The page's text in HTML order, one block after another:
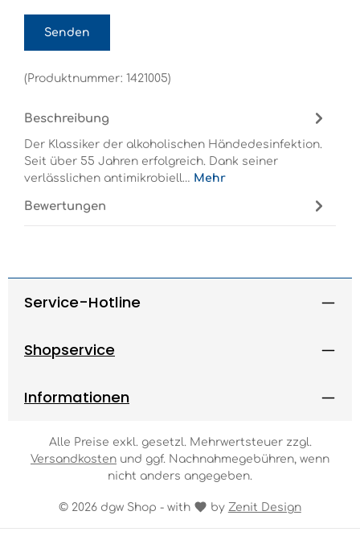
Senden
(Produktnummer: 1421005)
Beschreibung
Der Klassiker der alkoholischen Händedesinfektion.
Seit über 55 Jahren erfolgreich. Dank seiner
verlässlichen antimikrobiell… Mehr
Bewertungen
Service-Hotline
Shopservice
Informationen
© 2026 dgw Shop - with by Zenit Design
Alle Preise exkl. gesetzl. Mehrwertsteuer zzgl.
Versandkosten und ggf. Nachnahmegebühren, wenn
nicht anders angegeben.